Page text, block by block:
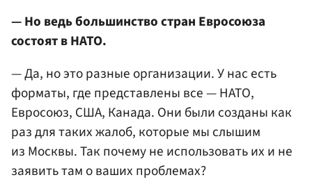
— Но ведь большинство стран Евросоюза
состоят в НАТО.
— Да, но это разные организации. У нас есть
форматы, где представлены все — НАТО,
Евросоюз, США, Канада. Они были созданы как
раз для таких жалоб, которые мы слышим
из Москвы. Так почему не использовать их и не
заявить там о ваших проблемах?